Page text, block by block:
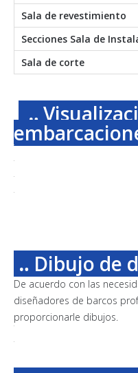
Sala de revestimiento
Secciones Sala de
Sala de corte
‥
‥ Dibujo de
De acuerdo con las
diseñadores de barcos
proporcionarle dibujos.